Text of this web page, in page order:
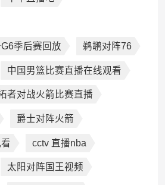
季后赛回放 鹈鹕对阵76
中国男篮比赛直播在线观看
者对战火箭比赛直播
爵士对阵火箭
cctv 直播nba
太阳对阵国王视频